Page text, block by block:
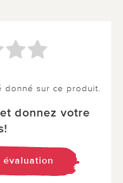
donné sur ce produit.
donnez votre
évaluation